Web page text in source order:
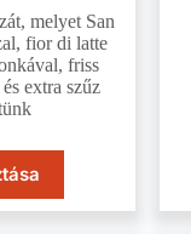
melyet San
fior di latte
friss
extra szűz